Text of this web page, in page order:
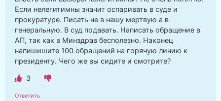
Если нелегитимны значит оспаривать в суде и
прокуратуре. Писать не в нашу мертвую а в
генеральную. В суд подавать. Написать обращение в
АП, так как в Минздрав бесполезно. Наконец
напишишите 100 обращений на горячую линию к
президенту. Чего же вы сидите и смотрите?
3
Ответить